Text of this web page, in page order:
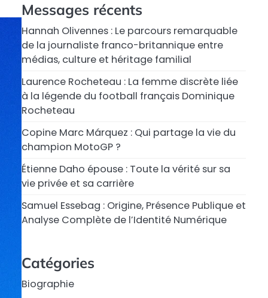
Messages récents
Hannah Olivennes : Le parcours remarquable
de la journaliste franco-britannique entre
médias, culture et héritage familial
Laurence Rocheteau : La femme discrète liée
à la légende du football français Dominique
Rocheteau
Copine Marc Márquez : Qui partage la vie du
champion MotoGP ?
Étienne Daho épouse : Toute la vérité sur sa
vie privée et sa carrière
Samuel Essebag : Origine, Présence Publique et
Analyse Complète de l’Identité Numérique
Catégories
Biographie